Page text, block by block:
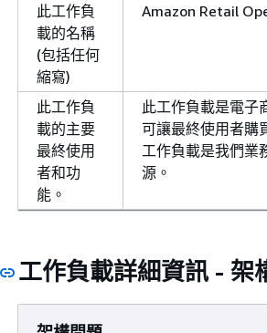
此工作負
載的名稱
(包括任何
縮寫)
Amazon Retail
此工作負
載的主要
最終使用
者和功
能。
此工作負載是電子
可讓最終使用者購
工作負載是我們業
源。
工作負載詳細資訊 - 架